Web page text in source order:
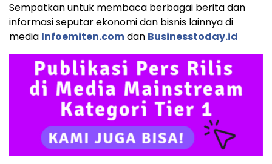
Sempatkan untuk membaca berbagai berita dan
informasi seputar ekonomi dan bisnis lainnya di
media Infoemiten.comdan Businesstoday.id